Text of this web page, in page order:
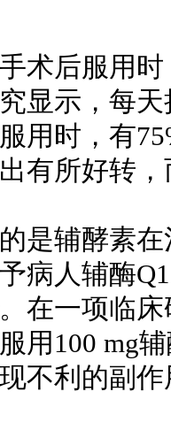
术后服用
显示，每
用时，有
有所好转
是辅酵素
病人辅酶
在一项临
用100 mg
不利的副作